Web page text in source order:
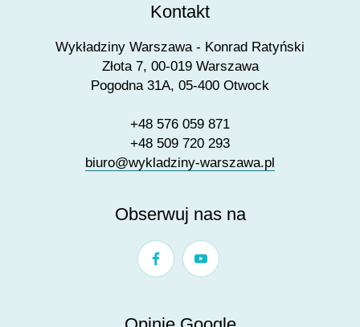
Kontakt
Wykładziny Warszawa - Konrad Ratyński
Złota 7, 00-019 Warszawa
Pogodna 31A, 05-400 Otwock
+48 576 059 871
+48 509 720 293
biuro@wykladziny-warszawa.pl
Obserwuj nas na